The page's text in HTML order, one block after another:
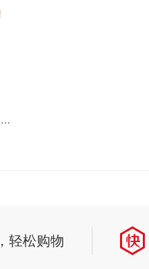
伯纳天纯膳食平衡全价小型犬成犬粮（含三文鱼配方）1.5kg
轻松购物